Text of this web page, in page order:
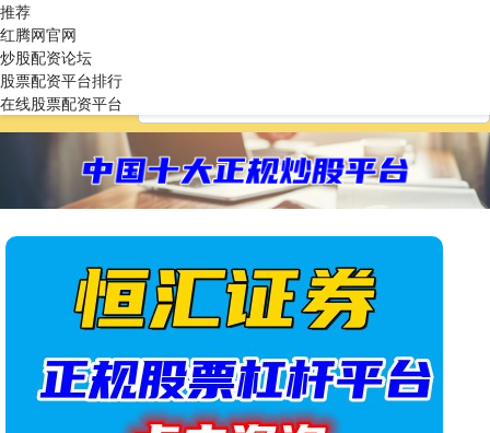
推荐
红腾网官网
炒股配资论坛
股票配资平台排行
在线股票配资平台